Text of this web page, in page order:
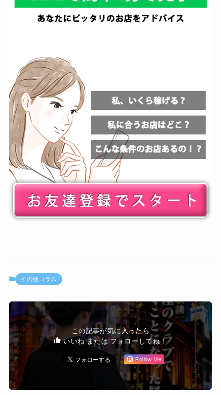
その他コラム
この記事が気に入ったら
いいね または フォローしてね！
Follow Me